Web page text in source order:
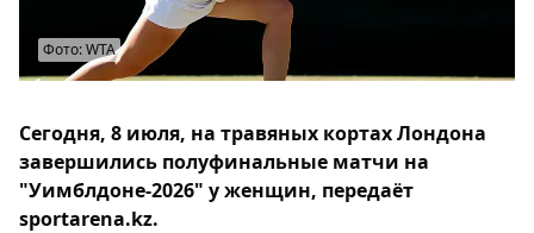
Фото: WTA
Сегодня, 8 июля, на травяных кортах Лондона
завершились полуфинальные матчи на
"Уимблдоне-2026" у женщин, передаёт
sportarena.kz.